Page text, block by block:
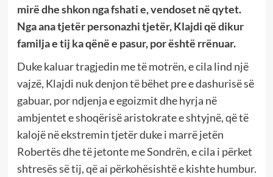
mirë dhe shkon nga fshati e, vendoset në qytet.
Nga ana tjetër personazhi tjetër, Klajdi që dikur
familja e tij ka qënë e pasur, por është rrënuar.
Duke kaluar tragjedin me të motrën, e cila lind një
vajzë, Klajdi nuk denjon të bëhet pre e dashurisë së
gabuar, por ndjenja e egoizmit dhe hyrja në
ambjentet e shoqërisë aristokrate e shtyjnë, që të
kalojë në ekstremin tjetër duke i marrë jetën
Robertës dhe të jetonte me Sondrën, e cila i përket
shtresës së tij, që ai përkohësishtë e kishte humbur.